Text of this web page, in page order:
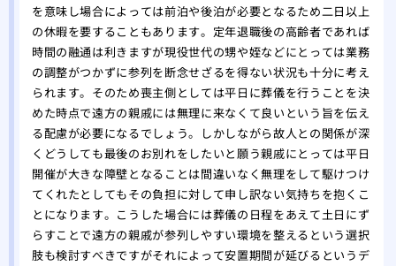
を意味し場合によっては前泊や後泊が必要となるため二日以上
の休暇を要することもあります。定年退職後の高齢者であれば
時間の融通は利きますが現役世代の甥や姪などにとっては業務
の調整がつかずに参列を断念せざるを得ない状況も十分に考え
られます。そのため喪主側としては平日に葬儀を行うことを決
めた時点で遠方の親戚には無理に来なくて良いという旨を伝え
る配慮が必要になるでしょう。しかしながら故人との関係が深
くどうしても最後のお別れをしたいと願う親戚にとっては平日
開催が大きな障壁となることは間違いなく無理をして駆けつけ
てくれたとしてもその負担に対して申し訳ない気持ちを抱くこ
とになります。こうした場合には葬儀の日程をあえて土日にず
らすことで遠方の親戚が参列しやすい環境を整えるという選択
肢も検討すべきですがそれによって安置期間が延びるというデ